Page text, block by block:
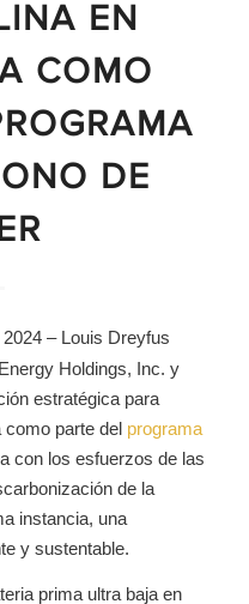
EN
COMO
DE
– Louis Dreyfus
Holdings, Inc. y
estratégica para
como parte del programa
con los esfuerzos de las
de la
instancia, una
y sustentable.
prima ultra baja en